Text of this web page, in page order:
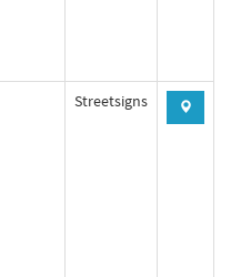
Streetsigns